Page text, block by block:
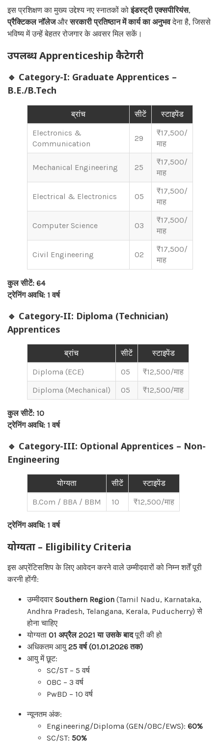
इस प्रशिक्षण का मुख्य उद्देश्य नए स्नातकों कोइंडस्ट्री एक्सपीरियंस,
प्रैक्टिकल नॉलेजऔरसरकारी प्रतिष्ठान में कार्य का अनुभवदेना है, जिससे
भविष्य में उन्हें बेहतर रोजगार के अवसर मिल सकें।
उपलब्ध Apprenticeship कैटेगरी
🔹 Category-I: Graduate Apprentices –
B.E./B.Tech
ब्रांच सीटें
स्टाइपेंड
Electronics &
Communication
29
₹17,500/
माह
Mechanical Engineering 25
₹17,500/
माह
Electrical & Electronics 05
₹17,500/
माह
Computer Science 03
₹17,500/
माह
Civil Engineering 02
₹17,500/
माह
कुल सीटें: 64
ट्रेनिंग अवधि: 1 वर्ष
🔹 Category-II: Diploma (Technician)
Apprentices
ब्रांच सीटें
स्टाइपेंड
Diploma (ECE)
05
₹12,500/माह
Diploma (Mechanical)
05 ₹12,500/माह
कुल सीटें: 10
ट्रेनिंग अवधि: 1 वर्ष
🔹 Category-III: Optional Apprentices – Non-
Engineering
योग्यता सीटें
स्टाइपेंड
B.Com / BBA / BBM
10 ₹12,500/माह
ट्रेनिंग अवधि: 1 वर्ष
योग्यता – Eligibility Criteria
इस अप्रेंटिसशिप के लिए आवेदन करने वाले उम्मीदवारों को निम्न शर्तें पूरी
करनी होंगी:
उम्मीदवार Southern Region (Tamil Nadu, Karnataka,
Andhra Pradesh, Telangana, Kerala, Puducherry) से
होना चाहिए
योग्यता 01 अप्रैल 2021 या उसके बादपूरी की हो
अधिकतम आयु 25 वर्ष (01.01.2026 तक)
आयु में छूट:
SC/ST – 5 वर्ष
OBC – 3 वर्ष
PwBD – 10 वर्ष
न्यूनतम अंक:
Engineering/Diploma (GEN/OBC/EWS): 60%
SC/ST: 50%